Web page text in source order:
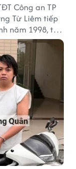
Công an TP
Từ Liêm tiếp
năm 1998, trú
lấy trộm chiếc
nơi đang sinh